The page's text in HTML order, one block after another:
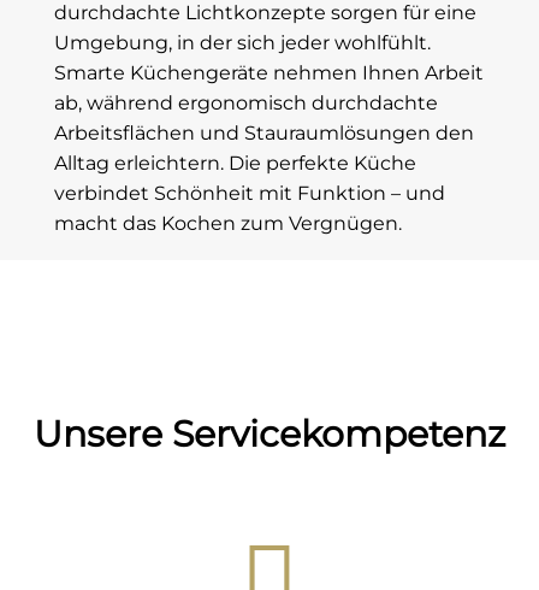
durchdachte Lichtkonzepte sorgen für eine
Umgebung, in der sich jeder wohlfühlt.
Smarte Küchengeräte nehmen Ihnen Arbeit
ab, während ergonomisch durchdachte
Arbeitsflächen und Stauraumlösungen den
Alltag erleichtern. Die perfekte Küche
verbindet Schönheit mit Funktion – und
macht das Kochen zum Vergnügen.
Unsere Servicekompetenz